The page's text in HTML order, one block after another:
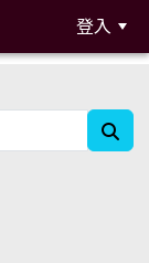
登入